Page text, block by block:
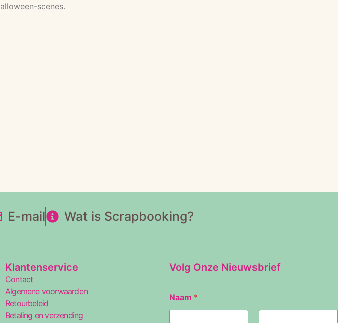
scenes.
E-mail Wat is Scrapbooking?
Klantenservice
Contact
Algemene voorwaarden
Retourbeleid
Betaling en verzending
Volg Onze Nieuwsbrief
Naam *